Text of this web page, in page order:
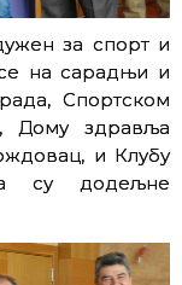
за спорт и
на сарадњи и
Спортском
Дому здравља
и Клубу
су додељне